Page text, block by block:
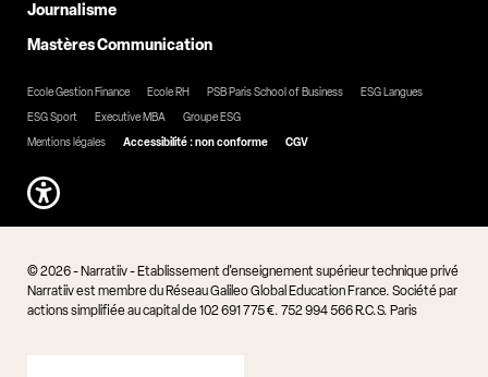
Journalisme
Mastères Communication
Ecole Gestion Finance Ecole RH PSB Paris School of Business
ESG Langues
ESG Sport
Executive MBA
Groupe ESG
Mentions légales
Accessibilité : non conforme CGV
© 2026 - Narratiiv - Etablissement d'enseignement supérieur technique privé
Narratiiv est membre du Réseau Galileo Global Education France. Société par
actions simplifiée au capital de 102 691 775 €. 752 994 566 R.C.S. Paris